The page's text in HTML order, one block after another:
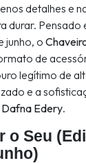
detalhes e
durar. Pensado
junho, o
de
legítimo de
e a
Dafna Edery.
o Seu